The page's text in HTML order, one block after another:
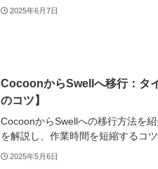
2025年6月7日
CocoonからSwellへ移行：タ
のコツ】
CocoonからSwellへの移行方法を
を解説し、作業時間を短縮するコツ
2025年5月6日